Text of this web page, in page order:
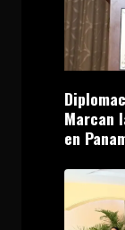
Marcan
en